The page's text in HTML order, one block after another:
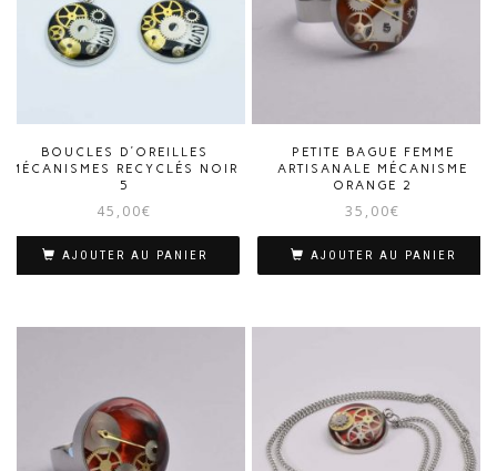
BOUCLES D’OREILLES
MÉCANISMES RECYCLÉS NOIR
5
45,00€
AJOUTER AU PANIER
PETITE BAGUE FEMME
ARTISANALE MÉCANISME
ORANGE 2
35,00€
AJOUTER AU PANIER